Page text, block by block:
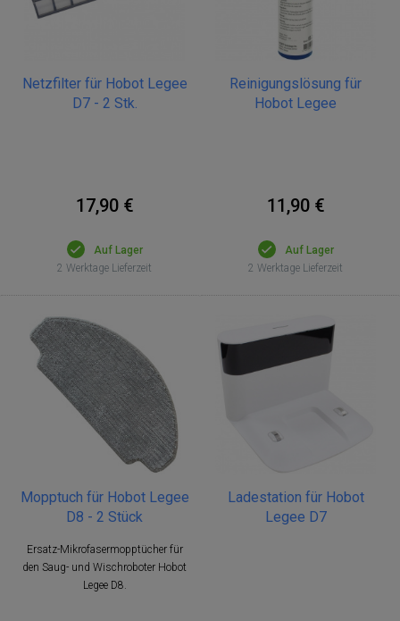
Netzfilter für Hobot Legee
D7 - 2 Stk.
17,90 €
Auf Lager
2 Werktage Lieferzeit
Reinigungslösung für
Hobot Legee
11,90 €
Auf Lager
2 Werktage Lieferzeit
Mopptuch für Hobot Legee
D8 - 2 Stück
Ersatz-Mikrofasermopptücher für
den Saug- und Wischroboter Hobot
Legee D8.
Ladestation für Hobot
Legee D7